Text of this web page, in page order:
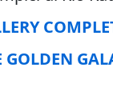
GOLDEN